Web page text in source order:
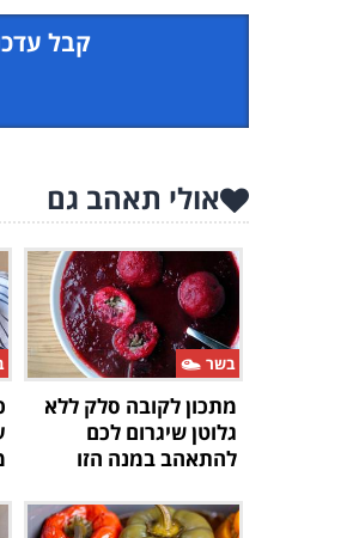
קבל
אולי תאהב גם
בשר
מתכון לקובה סלק ללא
גלוטן שיגרום לכם
להתאהב במנה הזו